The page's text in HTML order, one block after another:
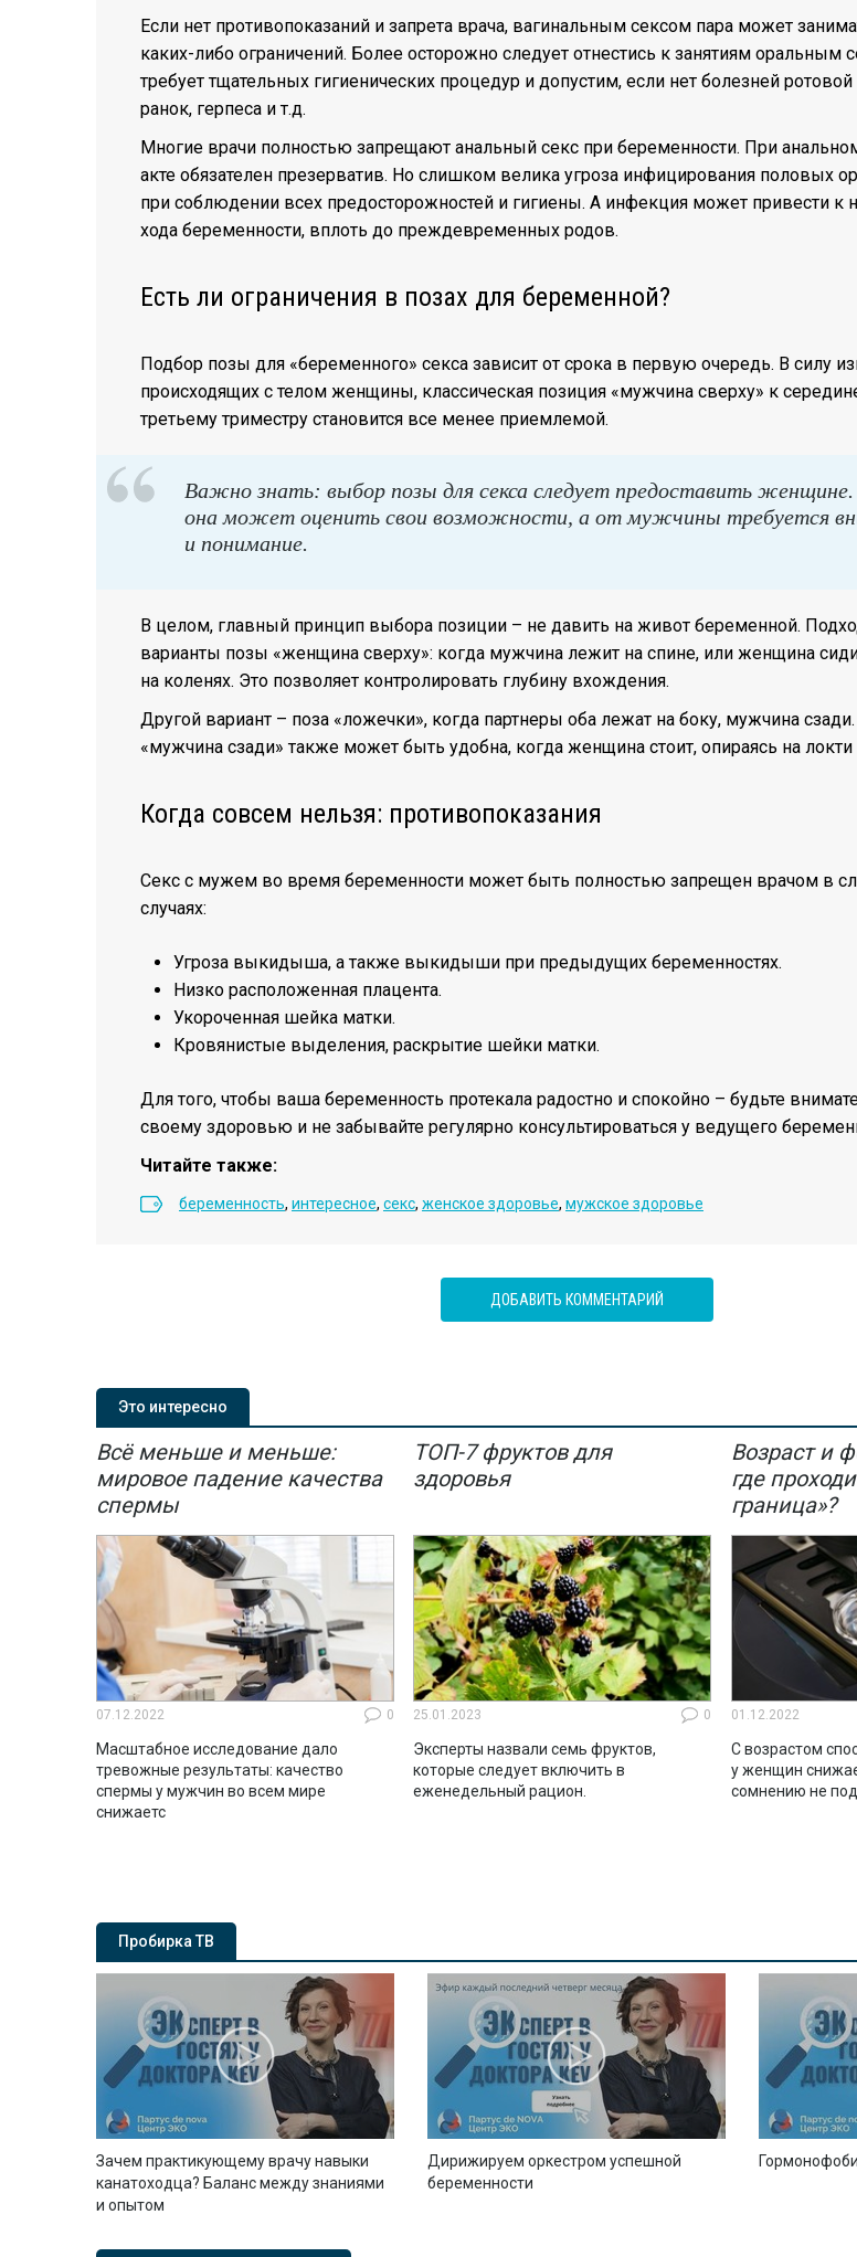
Если нет противопоказаний и запрета врача, вагинальным сексом пара может
каких-либо ограничений. Более осторожно следует отнестись к занятиям оральным
требует тщательных гигиенических процедур и допустим, если нет болезней ротовой
ранок, герпеса и т.д.
Многие врачи полностью запрещают анальный секс при беременности. При
акте обязателен презерватив. Но слишком велика угроза инфицирования половых
при соблюдении всех предосторожностей и гигиены. А инфекция может привести к
хода беременности, вплоть до преждевременных родов.
Есть ли ограничения в позах для беременной?
Подбор позы для «беременного» секса зависит от срока в первую очередь. В силу
происходящих с телом женщины, классическая позиция «мужчина сверху» к
третьему триместру становится все менее приемлемой.
Важно знать: выбор позы для секса следует предоставить женщине.
она может оценить свои возможности, а от мужчины требуется
и понимание.
В целом, главный принцип выбора позиции – не давить на живот беременной.
варианты позы «женщина сверху»: когда мужчина лежит на спине, или женщина
на коленях. Это позволяет контролировать глубину вхождения.
Другой вариант – поза «ложечки», когда партнеры оба лежат на боку, мужчина
«мужчина сзади» также может быть удобна, когда женщина стоит, опираясь на локти
Когда совсем нельзя: противопоказания
Секс с мужем во время беременности может быть полностью запрещен врачом в
случаях:
Угроза выкидыша, а также выкидыши при предыдущих беременностях.
Низко расположенная плацента.
Укороченная шейка матки.
Кровянистые выделения, раскрытие шейки матки.
Для того, чтобы ваша беременность протекала радостно и спокойно – будьте
своему здоровью и не забывайте регулярно консультироваться у ведущего
Читайте также:
беременность, интересное, секс, женское здоровье, мужское здоровье
ДОБАВИТЬ КОММЕНТАРИЙ
Это интересно
Всё меньше и меньше:
мировое падение качества
спермы
07.12.2022 0
Масштабное исследование дало
тревожные результаты: качество
спермы у мужчин во всем мире
снижаетс
ТОП-7 фруктов для
здоровья
25.01.2023 0
Эксперты назвали семь фруктов,
которые следует включить в
еженедельный рацион.
Возраст и
где
граница»?
01.12.2022
С возрастом
у женщин
сомнению не
Пробирка ТВ
Зачем практикующему врачу навыки
канатоходца? Баланс между знаниями
и опытом
Дирижируем оркестром успешной
беременности